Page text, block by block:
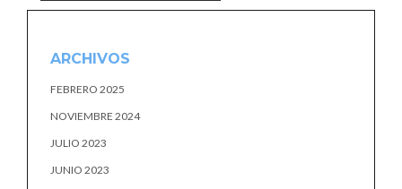
ARCHIVOS
FEBRERO 2025
NOVIEMBRE 2024
JULIO 2023
JUNIO 2023